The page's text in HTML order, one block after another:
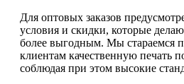
Для оптовых заказов
условия и скидки, которые
более выгодным. Мы стараемся
клиентам качественную печать
соблюдая при этом высокие